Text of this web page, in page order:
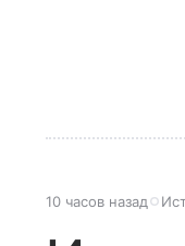
10 часов назад